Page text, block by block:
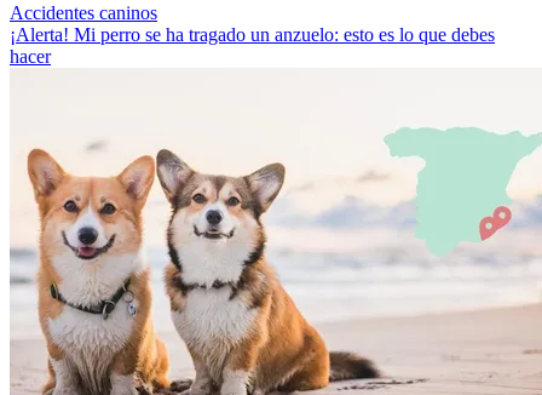
Accidentes caninos
¡Alerta! Mi perro se ha tragado un anzuelo: esto es lo que debes
hacer